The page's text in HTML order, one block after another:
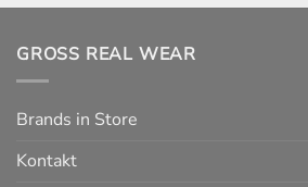
gewählt
gewählt
GROSS REAL WEAR
Brands in Store
Kontakt